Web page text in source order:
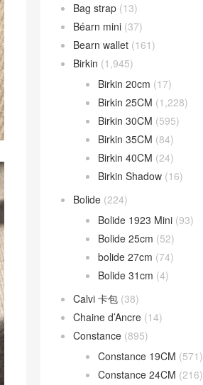
Bag strap (13)
Béarn mini (37)
Bearn wallet (161)
Birkin (1,945)
Birkin 20cm (17)
Birkin 25CM (1,228)
Birkin 30CM (595)
Birkin 35CM (84)
Birkin 40CM (24)
Birkin Shadow (16)
Bolide (224)
Bolide 1923 Mini (93)
Bolide 25cm (52)
bolide 27cm (74)
Bolide 31cm (4)
Calvi 卡包 (38)
Chaine d’Ancre (14)
Constance (895)
Constance 19CM (571)
Constance 24CM (216)